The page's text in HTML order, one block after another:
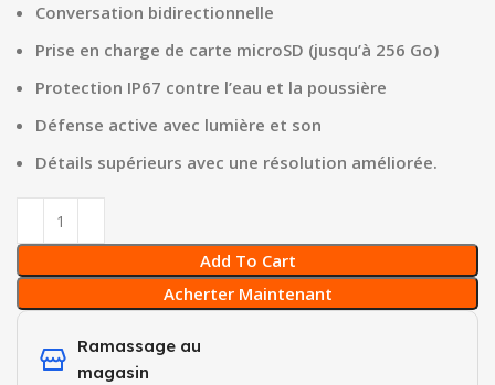
Conversation bidirectionnelle
Prise en charge de carte microSD (jusqu’à 256 Go)
Protection IP67 contre l’eau et la poussière
Défense active avec lumière et son
Détails supérieurs avec une résolution améliorée.
Add To Cart
Acherter Maintenant
Ramassage au
magasin